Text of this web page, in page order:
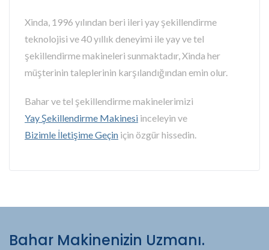
Xinda, 1996 yılından beri ileri yay şekillendirme
teknolojisi ve 40 yıllık deneyimi ile yay ve tel
şekillendirme makineleri sunmaktadır, Xinda her
müşterinin taleplerinin karşılandığından emin olur.
Bahar ve tel şekillendirme makinelerimizi
Yay Şekillendirme Makinesi inceleyin ve
Bizimle İletişime Geçin için özgür hissedin.
Bahar Makinenizin Uzmanı.